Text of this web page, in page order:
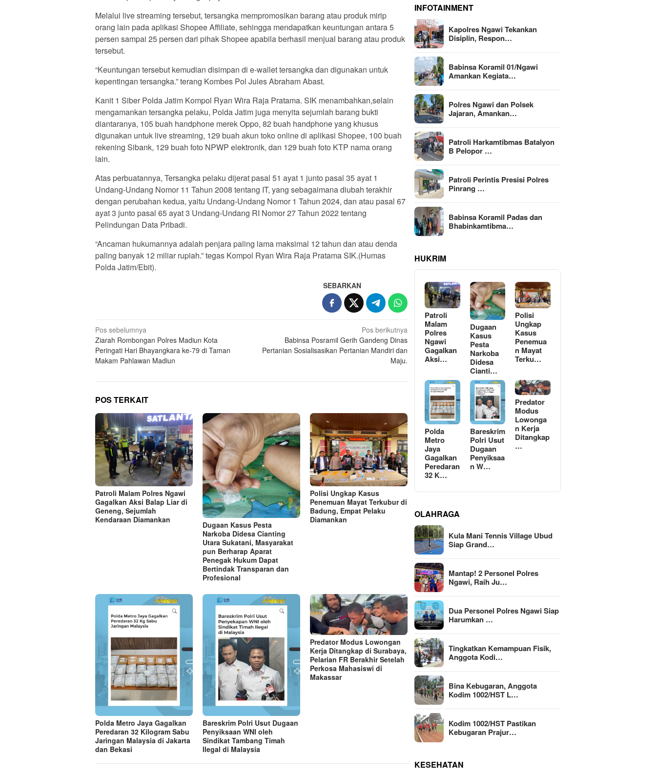
Melalui live streaming tersebut, tersangka mempromosikan barang atau produk mirip
orang lain pada aplikasi Shopee Affiliate, sehingga mendapatkan keuntungan antara 5
persen sampai 25 persen dari pihak Shopee apabila berhasil menjual barang atau produk
tersebut.
“Keuntungan tersebut kemudian disimpan di e-wallet tersangka dan digunakan untuk
kepentingan tersangka.” terang Kombes Pol Jules Abraham Abast.
Kanit 1 Siber Polda Jatim Kompol Ryan Wira Raja Pratama. SIK menambahkan,selain
mengamankan tersangka pelaku, Polda Jatim juga menyita sejumlah barang bukti
diantaranya, 105 buah handphone merek Oppo, 82 buah handphone yang khusus
digunakan untuk live streaming, 129 buah akun toko online di aplikasi Shopee, 100 buah
rekening Sibank, 129 buah foto NPWP elektronik, dan 129 buah foto KTP nama orang
lain.
Atas perbuatannya, Tersangka pelaku dijerat pasal 51 ayat 1 junto pasal 35 ayat 1
Undang-Undang Nomor 11 Tahun 2008 tentang IT, yang sebagaimana diubah terakhir
dengan perubahan kedua, yaitu Undang-Undang Nomor 1 Tahun 2024, dan atau pasal 67
ayat 3 junto pasal 65 ayat 3 Undang-Undang RI Nomor 27 Tahun 2022 tentang
Pelindungan Data Pribadi.
“Ancaman hukumannya adalah penjara paling lama maksimal 12 tahun dan atau denda
paling banyak 12 miliar rupiah.” tegas Kompol Ryan Wira Raja Pratama SIK.(Humas
Polda Jatim/Ebit).
SEBARKAN
Navigasi
pos
Pos sebelumnya
Ziarah Rombongan Polres Madiun Kota
Peringati Hari Bhayangkara ke-79 di Taman
Makam Pahlawan Madiun
Pos berikutnya
Babinsa Posramil Gerih Gandeng Dinas
Pertanian Sosialisasikan Pertanian Mandiri dan
Maju.
POS TERKAIT
Patroli Malam Polres Ngawi
Gagalkan Aksi Balap Liar di
Geneng, Sejumlah
Kendaraan Diamankan
Dugaan Kasus Pesta
Narkoba Didesa Cianting
Utara Sukatani, Masyarakat
pun Berharap Aparat
Penegak Hukum Dapat
Bertindak Transparan dan
Profesional
Polisi Ungkap Kasus
Penemuan Mayat Terkubur di
Badung, Empat Pelaku
Diamankan
Polda Metro Jaya Gagalkan
Peredaran 32 Kilogram Sabu
Jaringan Malaysia di Jakarta
dan Bekasi
Bareskrim Polri Usut Dugaan
Penyiksaan WNI oleh
Sindikat Tambang Timah
Ilegal di Malaysia
Predator Modus Lowongan
Kerja Ditangkap di Surabaya,
Pelarian FR Berakhir Setelah
Perkosa Mahasiswi di
Makassar
INFOTAINMENT
Kapolres Ngawi Tekankan
Disiplin, Respon…
Babinsa Koramil 01/Ngawi
Amankan Kegiata…
Polres Ngawi dan Polsek
Jajaran, Amankan…
Patroli Harkamtibmas Batalyon
B Pelopor …
Patroli Perintis Presisi Polres
Pinrang …
Babinsa Koramil Padas dan
Bhabinkamtibma…
HUKRIM
Patroli
Malam
Polres
Ngawi
Gagalkan
Aksi…
Dugaan
Kasus
Pesta
Narkoba
Didesa
Cianti…
Polisi
Ungkap
Kasus
Penemua
n Mayat
Terku…
Polda
Metro
Jaya
Gagalkan
Peredaran
32 K…
Bareskrim
Polri Usut
Dugaan
Penyiksaa
n W…
Predator
Modus
Lowonga
n Kerja
Ditangkap
…
OLAHRAGA
Kula Mani Tennis Village Ubud
Siap Grand…
Mantap! 2 Personel Polres
Ngawi, Raih Ju…
Dua Personel Polres Ngawi Siap
Harumkan …
Tingkatkan Kemampuan Fisik,
Anggota Kodi…
Bina Kebugaran, Anggota
Kodim 1002/HST L…
Kodim 1002/HST Pastikan
Kebugaran Prajur…
KESEHATAN